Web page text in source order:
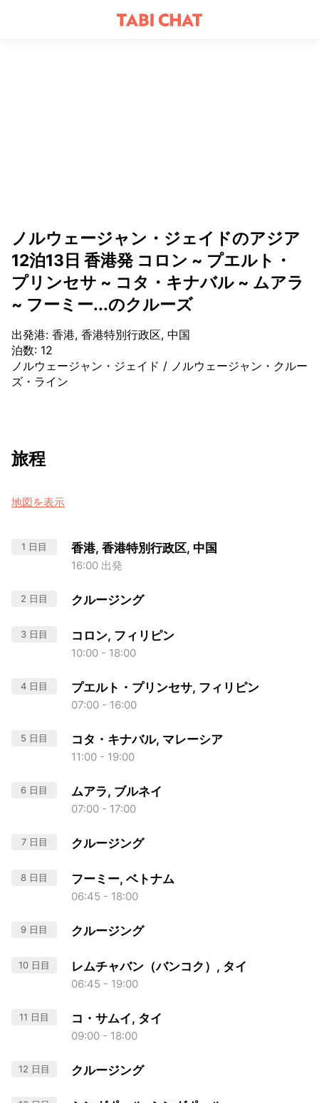
ノルウェージャン・ジェイドのアジア
12泊13日 香港発 コロン ~ プエルト・
プリンセサ ~ コタ・キナバル ~ ムアラ
~ フーミー...のクルーズ
出発港: 香港, 香港特別行政区, 中国
泊数: 12
ノルウェージャン・ジェイド / ノルウェージャン・クルー
ズ・ライン
旅程
地図を表示
1 日目 香港, 香港特別行政区, 中国
16:00 出発
2 日目 クルージング
3 日目 コロン, フィリピン
10:00 - 18:00
4 日目 プエルト・プリンセサ, フィリピン
07:00 - 16:00
5 日目 コタ・キナバル, マレーシア
11:00 - 19:00
6 日目 ムアラ, ブルネイ
07:00 - 17:00
7 日目 クルージング
8 日目 フーミー, ベトナム
06:45 - 18:00
9 日目 クルージング
10 日目 レムチャバン（バンコク）, タイ
06:45 - 19:00
11 日目 コ・サムイ, タイ
09:00 - 18:00
12 日目 クルージング